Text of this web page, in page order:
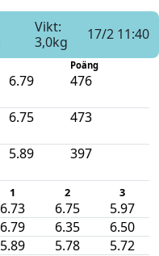
Vikt:
3,0kg
17/2 11:40
Poäng
6.79 476
6.75 473
5.89 397
1 2 3
6.73 6.75 5.97
6.79 6.35 6.50
5.89 5.78 5.72